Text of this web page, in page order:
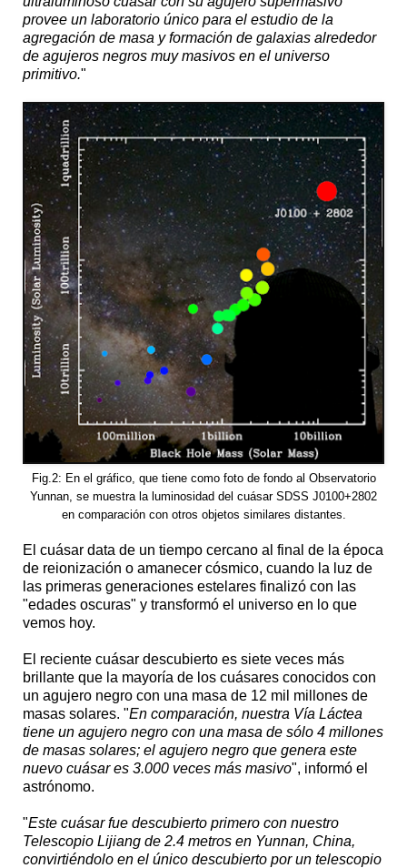
provee un laboratorio único para el estudio de la
agregación de masa y formación de galaxias alrededor
de agujeros negros muy masivos en el universo
primitivo."
Fig.2: En el gráfico, que tiene como foto de fondo al Observatorio
Yunnan, se muestra la luminosidad del cuásar SDSS J0100+2802
en comparación con otros objetos similares distantes.
El cuásar data de un tiempo cercano al final de la época
de reionización o amanecer cósmico, cuando la luz de
las primeras generaciones estelares finalizó con las
"edades oscuras" y transformó el universo en lo que
vemos hoy.
El reciente cuásar descubierto es siete veces más
brillante que la mayoría de los cuásares conocidos con
un agujero negro con una masa de 12 mil millones de
masas solares. "En comparación, nuestra Vía Láctea
tiene un agujero negro con una masa de sólo 4 millones
de masas solares; el agujero negro que genera este
nuevo cuásar es 3.000 veces más masivo", informó el
astrónomo.
"Este cuásar fue descubierto primero con nuestro
Telescopio Lijiang de 2.4 metros en Yunnan, China,
convirtiéndolo en el único descubierto por un telescopio